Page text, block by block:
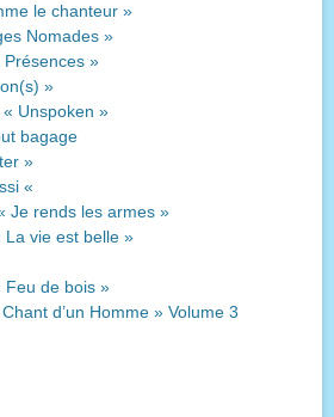
le chanteur »
Nomades »
»
»
Unspoken »
bagage
»
«
Je rends les armes »
La vie est belle »
Feu de bois »
d’un Homme » Volume 3